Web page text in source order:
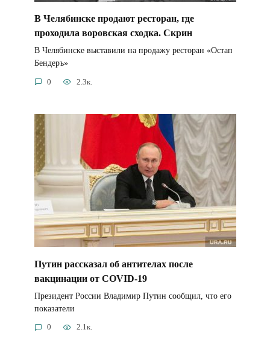
В Челябинске продают ресторан, где
проходила воровская сходка. Скрин
В Челябинске выставили на продажу ресторан «Остап
Бендеръ»
0 2.3к.
Путин рассказал об антителах после
вакцинации от COVID-19
Президент России Владимир Путин сообщил, что его
показатели
0 2.1к.